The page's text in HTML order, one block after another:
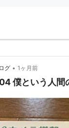
グ • 1ヶ月前
僕という人